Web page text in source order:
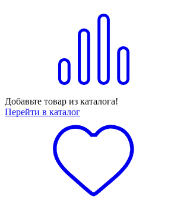
Добавьте товар из каталога!
Перейти в каталог